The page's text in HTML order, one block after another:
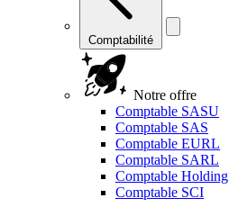
Comptabilité
Notre offre
Comptable SASU
Comptable SAS
Comptable EURL
Comptable SARL
Comptable Holding
Comptable SCI